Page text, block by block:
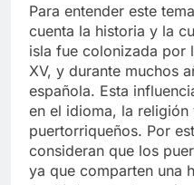
Para entender este
cuenta la historia y la
isla fue colonizada por
XV, y durante muchos
española. Esta
en el idioma, la
puertorriqueños. Por
consideran que los
ya que comparten una